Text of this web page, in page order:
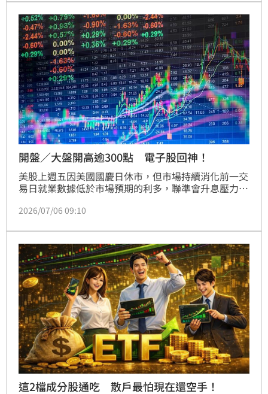
財經話題。
開盤／大盤開高逾300點 電子股回神！
美股上週五因美國國慶日休市，但市場持續消化前一交
易日就業數據低於市場預期的利多，聯準會升息壓力減
漲紀錄，激勵台股今（6）日開盤強勢表態。加權指數
數同步勁揚5.40點至450.78點，漲幅1.21%，權值股與
中小型股同步走高，市場買盤明顯回籠。
2026/07/06 09:10
這2檔成分股通吃 散戶最怕現在還空手！